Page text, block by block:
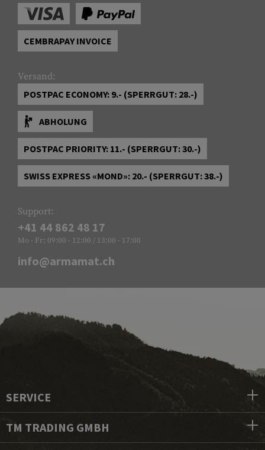
CEMBRAPAY INVOICE
Versand:
POSTPAC ECONOMY: 9.- (SPERRGUT: 28.-)
ABHOLUNG
POSTPAC PRIORITY: 11.- (SPERRGUT: 30.-)
SWISS EXPRESS «MOND»: 20.- (SPERRGUT: 38.-)
Support:
+41 44 862 48 17
Mo - Fr: 09:00 - 12:00 / 13:00 - 17:00
info@armamat.ch
SERVICE
TM TRADING GMBH